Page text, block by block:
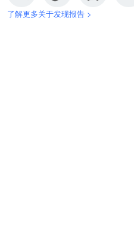
料来源：Wind，中原证
券研究所 资料来源：
Wind，中原证券研究所
投资评级 强于大市：未
幅10％以上；同步大市
涨幅－10％至10％之间
相对沪深300跌幅10％
司相对沪深300涨幅5％
司相对沪深300涨幅－
相对沪深300涨幅－15
相对沪深300跌幅15％
分析师具有中国证券业
人任职符合监管机构相
业态度、专业严谨的研
作本报告。本报告准确
告内容和观点负责，保
明 中原证券股份有限公
报告由中原证券股份有
了解更多关于发现报告 >